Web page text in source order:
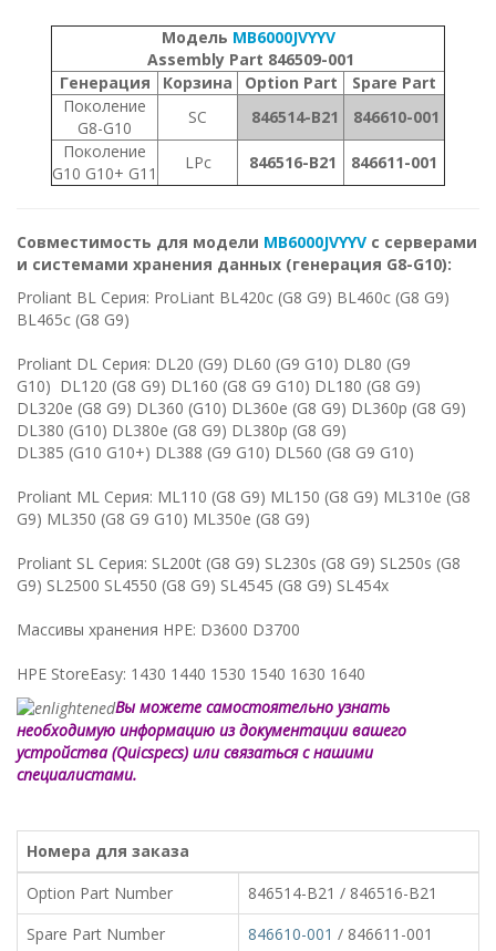
Модель MB6000JVYYV
Assembly Part 846509-001
Генерация
Корзина Option Part
Spare Part
Поколение
G8-G10
SC 846514-B21
846610-001
Поколение
G10 G10+ G11
LPc 846516-B21 846611-001
Совместимость для модели MB6000JVYYV с серверами
и системами хранения данных (генерация G8-G10):
Proliant BL Серия: ProLiant BL420c (G8 G9) BL460c (G8 G9)
BL465c (G8 G9)
Proliant DL Серия: DL20 (G9) DL60 (G9 G10) DL80 (G9
G10) DL120 (G8 G9) DL160 (G8 G9 G10) DL180 (G8 G9)
DL320e (G8 G9) DL360 (G10) DL360e (G8 G9) DL360p (G8 G9)
DL380 (G10) DL380e (G8 G9) DL380p (G8 G9)
DL385 (G10 G10+) DL388 (G9 G10) DL560 (G8 G9 G10)
Proliant ML Серия: ML110 (G8 G9) ML150 (G8 G9) ML310e (G8
G9) ML350 (G8 G9 G10) ML350e (G8 G9)
Proliant SL Серия: SL200t (G8 G9) SL230s (G8 G9) SL250s (G8
G9) SL2500 SL4550 (G8 G9) SL4545 (G8 G9) SL454x
Массивы хранения HPE: D3600 D3700
HPE StoreEasy: 1430 1440 1530 1540 1630 1640
Вы можете самостоятельно узнать
необходимую информацию из документации вашего
устройства (Quicspecs) или связаться с нашими
специалистами.
Номера для заказа
Option Part Number
846514-B21 / 846516-B21
Spare Part Number
846610-001 / 846611-001